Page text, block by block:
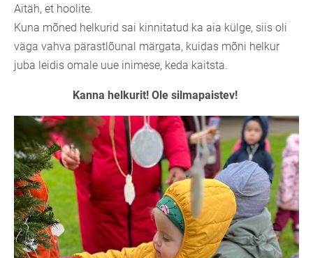
Aitäh, et hoolite.
Kuna mõned helkurid sai kinnitatud ka aia külge, siis oli
väga vahva pärastlõunal märgata, kuidas mõni helkur
juba leidis omale uue inimese, keda kaitsta.
Kanna helkurit! Ole silmapaistev!